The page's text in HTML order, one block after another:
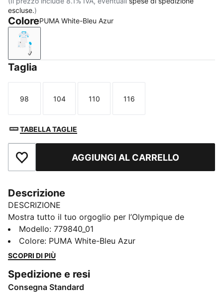
escluse.)
ColorePUMA White-Bleu Azur
PUMA White-Bleu Azur
Taglia
Taglia
98
Taglia
104
Taglia
110
Taglia
116
TABELLA TAGLIE
Aggiungi ai PreferitiAGGIUNGI AL CARRELLO
Descrizione
DESCRIZIONE
Mostra tutto il tuo orgoglio per l’Olympique de
Marseille con la maglia Home ufficiale 25/26.
Caratterizzata da un design pulito e senza tempo,
sfoggia un bianco dominante impreziosito da eleganti
tocco di raffinatezza, mentre il logo PUMA Cat e lo
stemma del club campeggiano fieri sul petto.
Modello: 779840_01
Colore: PUMA White-Bleu Azur
SCOPRI DI PIÙ
Spedizione e resi
Consegna Standard